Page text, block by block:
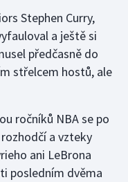
Stephen Curry,
a ještě si
předčasně do
střelcem hostů, ale
ročníků NBA se po
a vzteky
ani LeBrona
posledním dvěma